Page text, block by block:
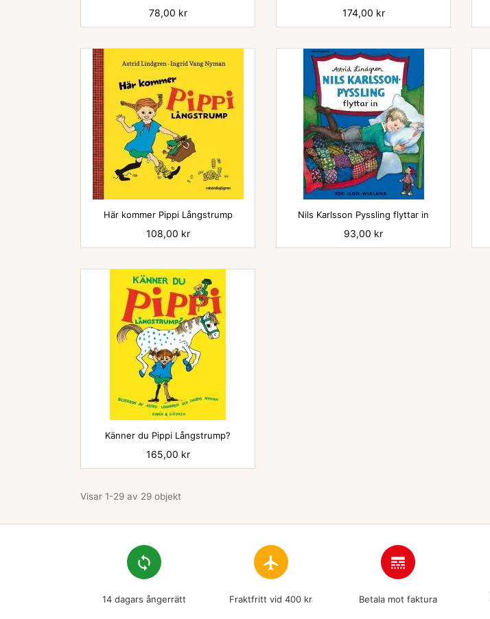
Pris
78,00 kr Pris
174,00 kr

Här kommer Pippi Långstrump
Pris
108,00 kr

Nils Karlsson Pyssling flyttar in
Pris
93,00 kr

Känner du Pippi Långstrump?
Pris
165,00 kr
Visar 1-29 av 29 objekt
loop
14 dagars ångerrätt
flight
Fraktfritt vid 400 kr
line_style
Betala mot faktura